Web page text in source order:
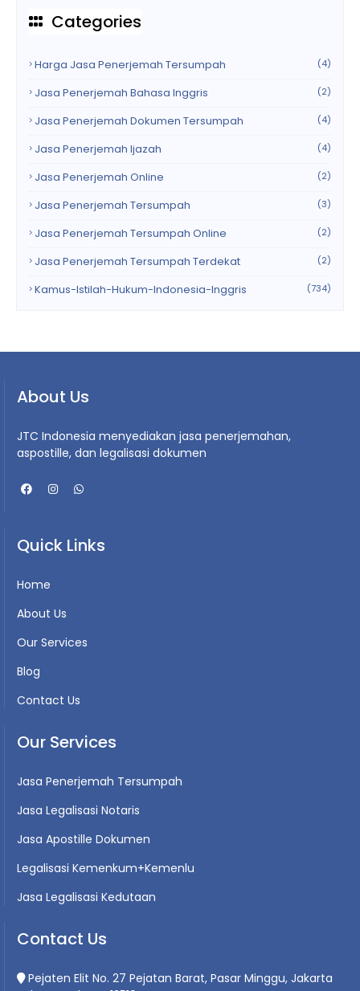
Categories
Harga Jasa Penerjemah Tersumpah (4)
Jasa Penerjemah Bahasa Inggris (2)
Jasa Penerjemah Dokumen Tersumpah (4)
Jasa Penerjemah Ijazah (4)
Jasa Penerjemah Online (2)
Jasa Penerjemah Tersumpah (3)
Jasa Penerjemah Tersumpah Online (2)
Jasa Penerjemah Tersumpah Terdekat (2)
Kamus-Istilah-Hukum-Indonesia-Inggris (734)
About Us
JTC Indonesia menyediakan jasa penerjemahan,
aspostille, dan legalisasi dokumen
Quick Links
Home
About Us
Our Services
Blog
Contact Us
Our Services
Jasa Penerjemah Tersumpah
Jasa Legalisasi Notaris
Jasa Apostille Dokumen
Legalisasi Kemenkum+Kemenlu
Jasa Legalisasi Kedutaan
Contact Us
Pejaten Elit No. 27 Pejatan Barat, Pasar Minggu, Jakarta